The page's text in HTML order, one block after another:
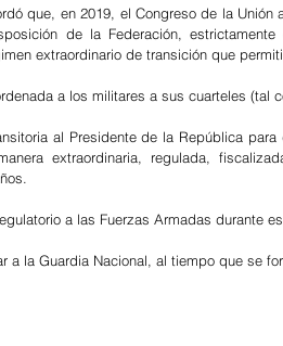
que, en 2019, el Congreso de la
de la Federación,
extraordinario de transición que
a los militares a sus cuarteles (tal
al Presidente de la República
extraordinaria, regulada,
a las Fuerzas Armadas durante
a la Guardia Nacional, al tiempo que se